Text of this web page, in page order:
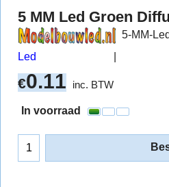
5 MM Led Groen
Led
5-MM-
€0.11 inc. BTW
In voorraad